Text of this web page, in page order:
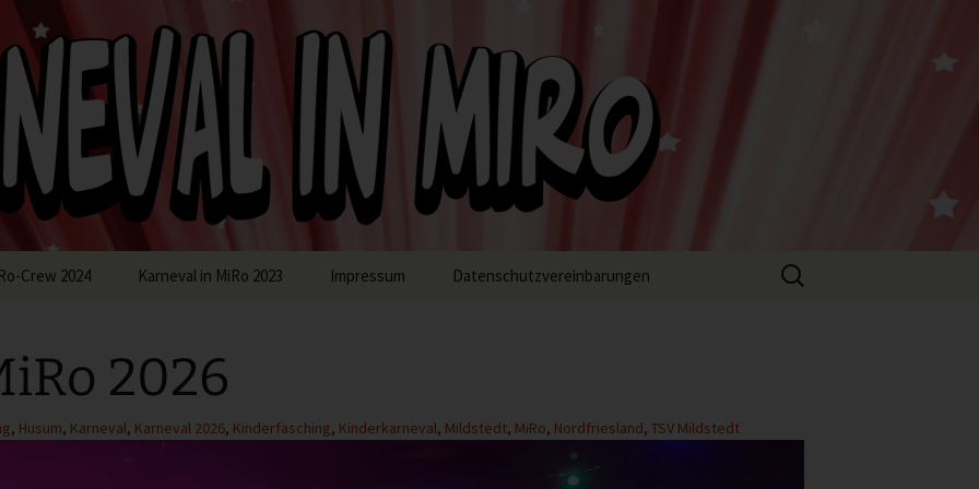
MiRo
Crew 2024 Karneval in MiRo 2023 Impressum Datenschutzvereinbarungen
Suchen
nach:
2026
, Husum, Karneval, Karneval 2026, Kinderfasching, Kinderkarneval, Mildstedt, MiRo, Nordfriesland, TSV Mildstedt